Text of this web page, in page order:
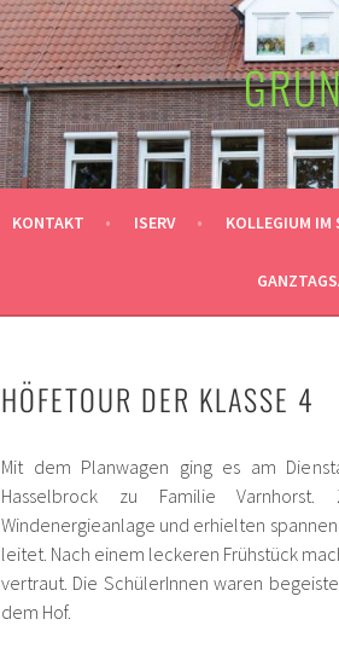
KONTAKT ISERV KOLLEGIUM
HÖFETOUR DER KLASSE 4
Mit dem Planwagen ging es am
Hasselbrock zu Familie
Windenergieanlage und erhielten
leitet. Nach einem leckeren Frühstück
vertraut. Die SchülerInnen waren
dem Hof.